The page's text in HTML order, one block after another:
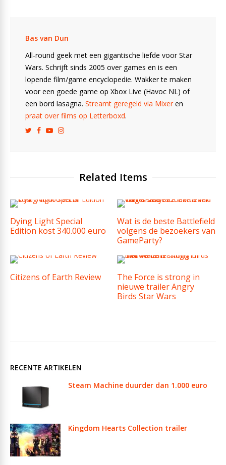
Bas van Dun
All-round geek met een gigantische liefde voor Star
Wars. Schrijft sinds 2005 over games en is een
lopende film/game encyclopedie. Wakker te maken
voor een goede game op Xbox Live (Havoc NL) of
een bord lasagna. Streamt geregeld via Mixeren
praat over films op Letterboxd.
Related Items
Dying Light Special
Edition kost 340.000 euro
Wat is de beste Battlefield
volgens de bezoekers van
GameParty?
Citizens of Earth Review
The Force is strong in
nieuwe trailer Angry
Birds Star Wars
RECENTE ARTIKELEN
Steam Machine duurder dan 1.000 euro
Kingdom Hearts Collection trailer